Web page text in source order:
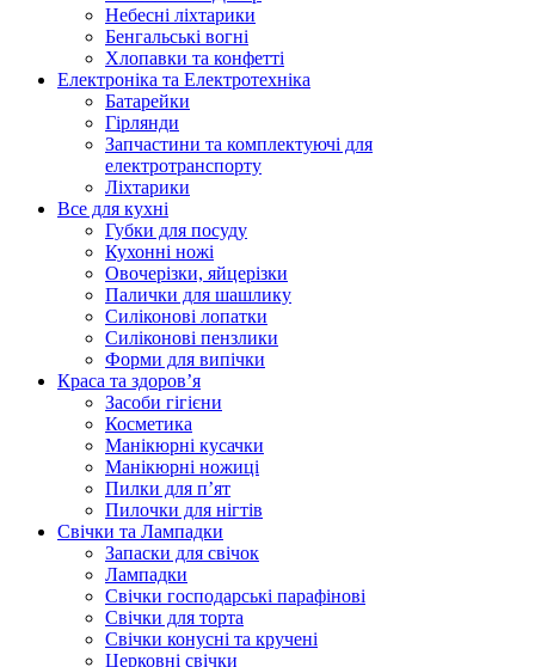
Небесні ліхтарики
Бенгальські вогні
Хлопавки та конфетті
Електроніка та Електротехніка
Батарейки
Гірлянди
Запчастини та комплектуючі для
електротранспорту
Ліхтарики
Все для кухні
Губки для посуду
Кухонні ножі
Овочерізки, яйцерізки
Палички для шашлику
Силіконові лопатки
Силіконові пензлики
Форми для випічки
Краса та здоров’я
Засоби гігієни
Косметика
Манікюрні кусачки
Манікюрні ножиці
Пилки для п’ят
Пилочки для нігтів
Свічки та Лампадки
Запаски для свічок
Лампадки
Свічки господарські парафінові
Свічки для торта
Свічки конусні та кручені
Церковні свічки